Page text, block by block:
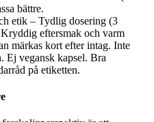
bättre.
etik – Tydlig dosering (3
eftersmak och varm
märkas kort efter intag. Inte
Ej vegansk kapsel. Bra
på etiketten.